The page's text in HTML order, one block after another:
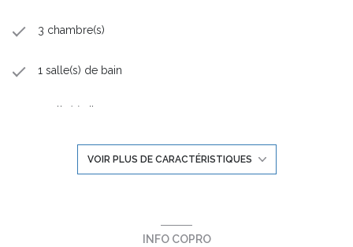
3 chambre(s)
1 salle(s) de bain
1 salle(s) d'eau
VOIR PLUS DE CARACTÉRISTIQUES
INFO COPRO